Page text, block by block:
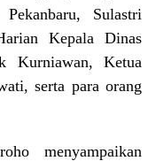
Sulastri
Kepala Dinas
Kurniawan, Ketua
, serta para orang
menyampaikan